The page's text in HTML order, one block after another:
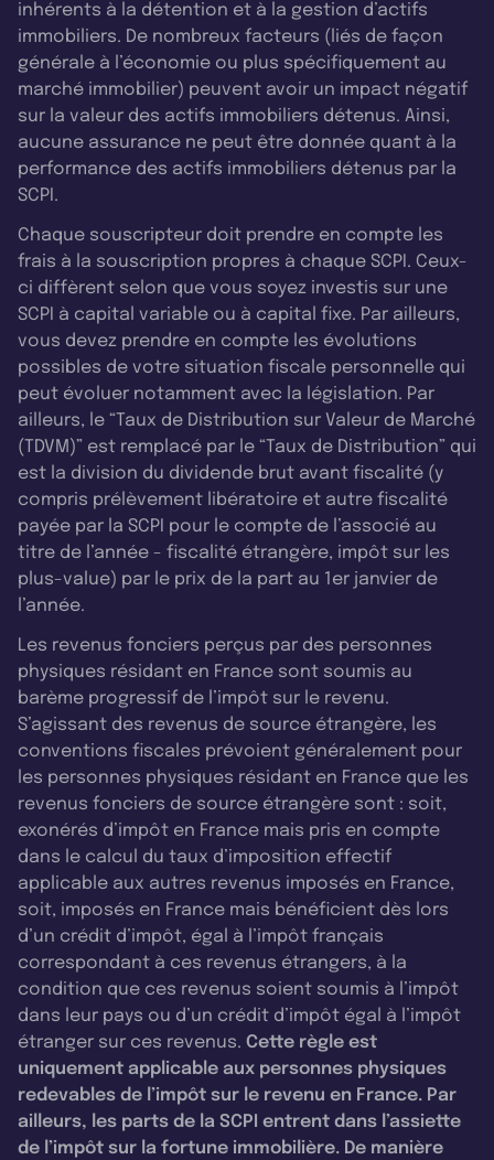
inhérents à la détention et à la gestion d’actifs
immobiliers. De nombreux facteurs (liés de façon
générale à l’économie ou plus spécifiquement au
marché immobilier) peuvent avoir un impact négatif
sur la valeur des actifs immobiliers détenus. Ainsi,
aucune assurance ne peut être donnée quant à la
performance des actifs immobiliers détenus par la
SCPI.
Chaque souscripteur doit prendre en compte les
frais à la souscription propres à chaque SCPI. Ceux-
ci diffèrent selon que vous soyez investis sur une
SCPI à capital variable ou à capital fixe. Par ailleurs,
vous devez prendre en compte les évolutions
possibles de votre situation fiscale personnelle qui
peut évoluer notamment avec la législation. Par
ailleurs, le “Taux de Distribution sur Valeur de Marché
(TDVM)” est remplacé par le “Taux de Distribution” qui
est la division du dividende brut avant fiscalité (y
compris prélèvement libératoire et autre fiscalité
payée par la SCPI pour le compte de l’associé au
titre de l’année - fiscalité étrangère, impôt sur les
plus-value) par le prix de la part au 1er janvier de
l’année.
Les revenus fonciers perçus par des personnes
physiques résidant en France sont soumis au
barème progressif de l’impôt sur le revenu.
S’agissant des revenus de source étrangère, les
conventions fiscales prévoient généralement pour
les personnes physiques résidant en France que les
revenus fonciers de source étrangère sont : soit,
exonérés d’impôt en France mais pris en compte
dans le calcul du taux d’imposition effectif
applicable aux autres revenus imposés en France,
soit, imposés en France mais bénéficient dès lors
d’un crédit d’impôt, égal à l’impôt français
correspondant à ces revenus étrangers, à la
condition que ces revenus soient soumis à l’impôt
dans leur pays ou d’un crédit d’impôt égal à l’impôt
étranger sur ces revenus. Cette règle est
uniquement applicable aux personnes physiques
redevables de l’impôt sur le revenu en France. Par
ailleurs, les parts de la SCPI entrent dans l’assiette
de l’impôt sur la fortune immobilière. De manière